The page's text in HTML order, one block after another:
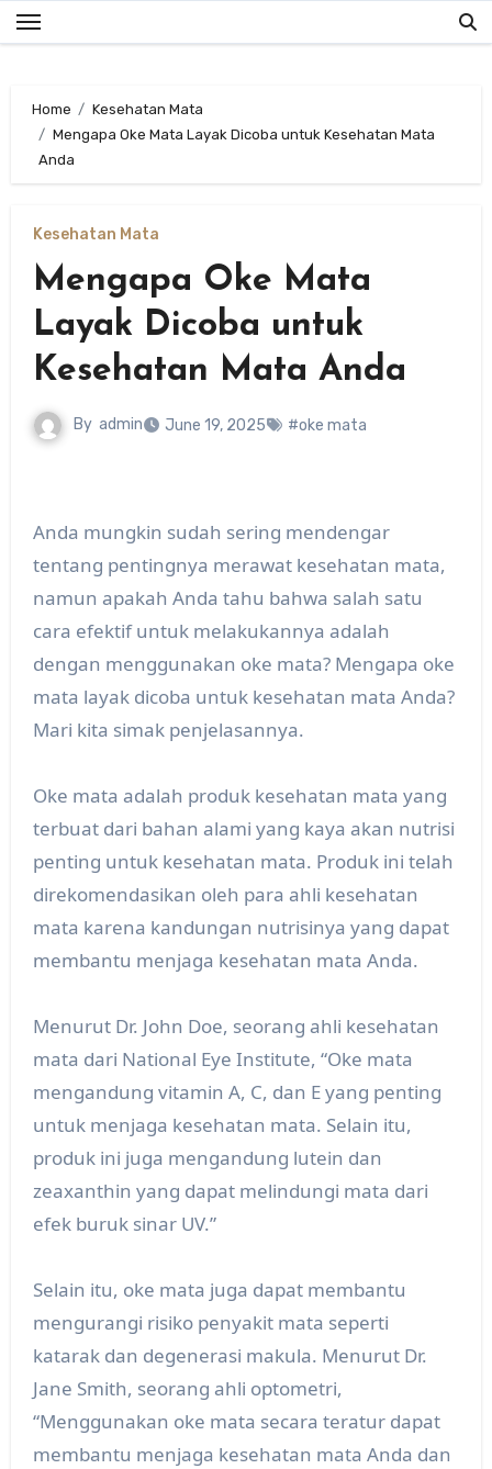
Skip
to
Home
Kesehatan Mata
Mengapa Oke Mata Layak Dicoba untuk Kesehatan Mata
Anda
Kesehatan Mata
Mengapa Oke Mata
Layak Dicoba untuk
Kesehatan Mata Anda
By admin June 19, 2025 #oke mata
Anda mungkin sudah sering mendengar
tentang pentingnya merawat kesehatan mata,
namun apakah Anda tahu bahwa salah satu
cara efektif untuk melakukannya adalah
dengan menggunakan oke mata? Mengapa oke
mata layak dicoba untuk kesehatan mata Anda?
Mari kita simak penjelasannya.
Oke mata adalah produk kesehatan mata yang
terbuat dari bahan alami yang kaya akan nutrisi
penting untuk kesehatan mata. Produk ini telah
direkomendasikan oleh para ahli kesehatan
mata karena kandungan nutrisinya yang dapat
membantu menjaga kesehatan mata Anda.
Menurut Dr. John Doe, seorang ahli kesehatan
mata dari National Eye Institute, “Oke mata
mengandung vitamin A, C, dan E yang penting
untuk menjaga kesehatan mata. Selain itu,
produk ini juga mengandung lutein dan
zeaxanthin yang dapat melindungi mata dari
efek buruk sinar UV.”
Selain itu, oke mata juga dapat membantu
mengurangi risiko penyakit mata seperti
katarak dan degenerasi makula. Menurut Dr.
Jane Smith, seorang ahli optometri,
“Menggunakan oke mata secara teratur dapat
membantu menjaga kesehatan mata Anda dan